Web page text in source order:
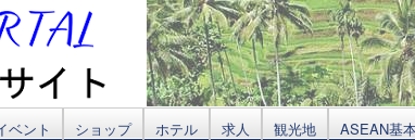
ベント ショップ ホテル 求人 観光地 ASEAN基